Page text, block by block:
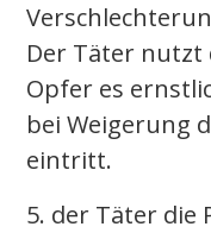
Der Täter nutzt
Opfer es
bei Weigerung
eintritt.
5. der Täter die